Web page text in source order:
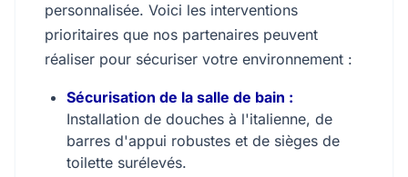
personnalisée. Voici les interventions
prioritaires que nos partenaires peuvent
réaliser pour sécuriser votre environnement :
Sécurisation de la salle de bain :
Installation de douches à l'italienne, de
barres d'appui robustes et de sièges de
toilette surélevés.